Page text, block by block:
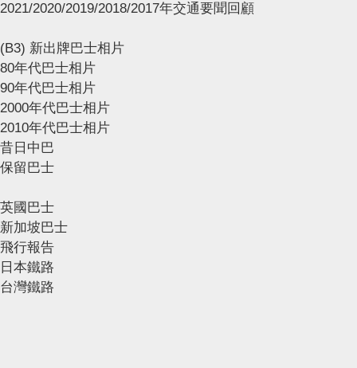
2021/2020/2019/2018/2017年交通要聞回顧
(B3) 新出牌巴士相片
80年代巴士相片
90年代巴士相片
2000年代巴士相片
2010年代巴士相片
昔日中巴
保留巴士
英國巴士
新加坡巴士
飛行報告
日本鐵路
台灣鐵路